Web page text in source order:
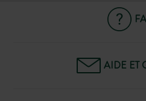
AIDE ET